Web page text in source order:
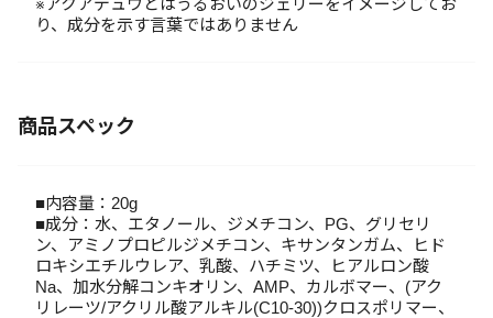
※アクアデュウとはうるおいのジェリーをイメージしてお
り、成分を示す言葉ではありません
商品スペック
■内容量：20g
■成分：水、エタノール、ジメチコン、PG、グリセリ
ン、アミノプロピルジメチコン、キサンタンガム、ヒド
ロキシエチルウレア、乳酸、ハチミツ、ヒアルロン酸
Na、加水分解コンキオリン、AMP、カルボマー、(アク
リレーツ/アクリル酸アルキル(C10-30))クロスポリマー、